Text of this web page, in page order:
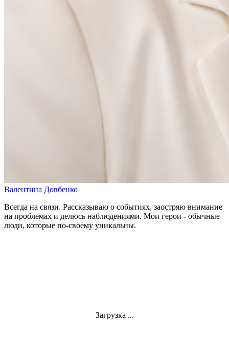
Валентина Довбенко
Всегда на связи. Рассказываю о событиях, заостряю внимание
на проблемах и делюсь наблюдениями. Мои герои - обычные
люди, которые по-своему уникальны.
Загрузка ...